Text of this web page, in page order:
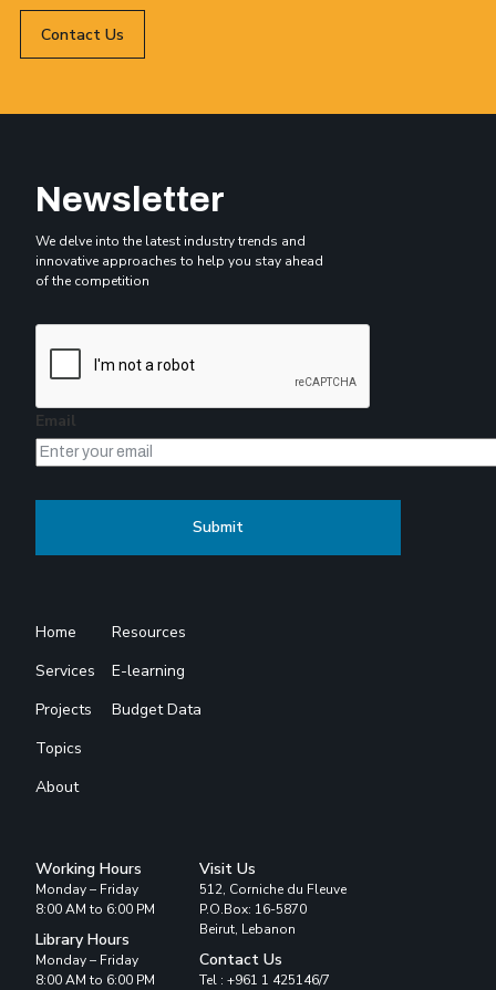
Contact Us
Newsletter
We delve into the latest industry trends and
innovative approaches to help you stay ahead
of the competition
Email
Home
Services
Projects
Topics
About
Resources
E-learning
Budget Data
Working Hours
Monday – Friday
8:00 AM to 6:00 PM
Library Hours
Monday – Friday
8:00 AM to 6:00 PM
Visit Us
512, Corniche du Fleuve
P.O.Box: 16-5870
Beirut, Lebanon
Contact Us
Tel : +961 1 425146/7